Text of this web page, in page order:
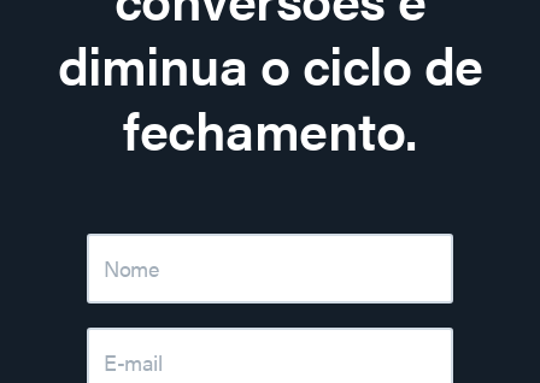
diminua o ciclo de
fechamento.